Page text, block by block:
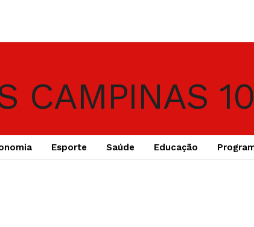
Esporte Saúde Educação